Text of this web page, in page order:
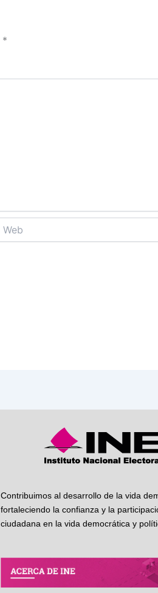
*
Contribuimos al desarrollo de la vida
fortaleciendo la confianza y la
ciudadana en la vida democrática y